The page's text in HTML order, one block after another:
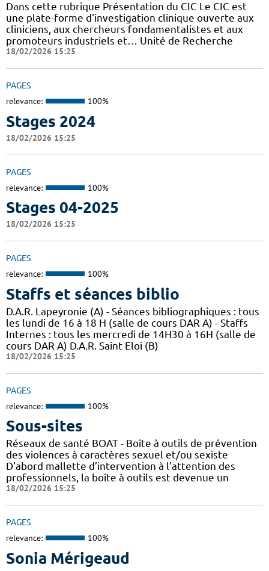
Dans cette rubrique Présentation du CIC Le CIC est
une plate-forme d'investigation clinique ouverte aux
cliniciens, aux chercheurs fondamentalistes et aux
promoteurs industriels et… Unité de Recherche
18/02/2026 15:25
PAGES
relevance: 100%
Stages 2024
18/02/2026 15:25
PAGES
relevance: 100%
Stages 04-2025
18/02/2026 15:25
PAGES
relevance: 100%
Staffs et séances biblio
D.A.R. Lapeyronie (A) - Séances bibliographiques : tous
les lundi de 16 à 18 H (salle de cours DAR A) - Staffs
Internes : tous les mercredi de 14H30 à 16H (salle de
cours DAR A) D.A.R. Saint Eloi (B)
18/02/2026 15:25
PAGES
relevance: 100%
Sous-sites
Réseaux de santé BOAT - Boîte à outils de prévention
des violences à caractères sexuel et/ou sexiste
D'abord mallette d’intervention à l’attention des
professionnels, la boîte à outils est devenue un
18/02/2026 15:25
PAGES
relevance: 100%
Sonia Mérigeaud